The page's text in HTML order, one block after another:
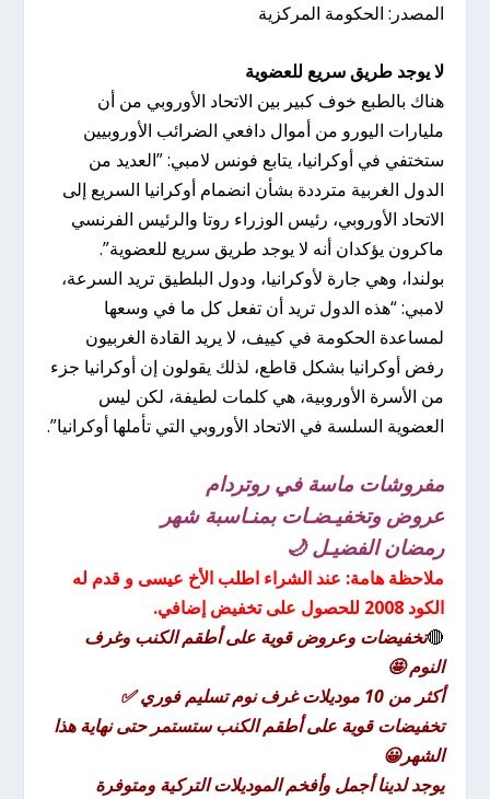
المصدر: الحكومة المركزية
لا يوجد طريق سريع للعضوية
هناك بالطبع خوف كبير بين الاتحاد الأوروبي من أن
مليارات اليورو من أموال دافعي الضرائب الأوروبيين
ستختفي في أوكرانيا، يتابع فونس لامبي: ”العديد من
الدول الغربية مترددة بشأن انضمام أوكرانيا السريع إلى
الاتحاد الأوروبي، رئيس الوزراء روتا والرئيس الفرنسي
ماكرون يؤكدان أنه لا يوجد طريق سريع للعضوية”.
بولندا، وهي جارة لأوكرانيا، ودول البلطيق تريد السرعة،
لامبي: “هذه الدول تريد أن تفعل كل ما في وسعها
لمساعدة الحكومة في كييف، لا يريد القادة الغربيون
رفض أوكرانيا بشكل قاطع، لذلك يقولون إن أوكرانيا جزء
من الأسرة الأوروبية، هي كلمات لطيفة، لكن ليس
العضوية السلسة في الاتحاد الأوروبي التي تأملها أوكرانيا”.
مفروشات ماسة في روتردام
عروض وتخفيـضـات بمنـاسبة شهر
رمضان الفضيـل 🌙
ملاحظة هامة: عند الشراء اطلب الأخ عيسى و قدم له
الكود 2008 للحصول على تخفيض إضافي.
🔴تخفيضات وعروض قوية على أطقم الكنب وغرف
النوم 🤩
أكثر من 10 موديلات غرف نوم تسليم فوري ✅
تخفيضات قوية على أطقم الكنب ستستمر حتى نهاية هذا
الشهر😀
يوجد لدينا أجمل وأفخم الموديلات التركية ومتوفرة